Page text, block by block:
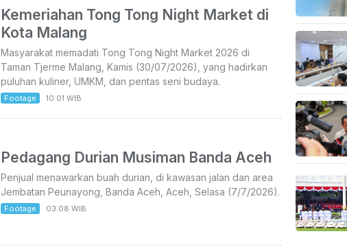
Kemeriahan Tong Tong Night Market di
Kota Malang
Masyarakat memadati Tong Tong Night Market 2026 di
Taman Tjerme Malang, Kamis (30/07/2026), yang hadirkan
puluhan kuliner, UMKM, dan pentas seni budaya.
Footage 10:01 WIB
Pedagang Durian Musiman Banda Aceh
Penjual menawarkan buah durian, di kawasan jalan dan area
Jembatan Peunayong, Banda Aceh, Aceh, Selasa (7/7/2026).
Footage 03:08 WIB